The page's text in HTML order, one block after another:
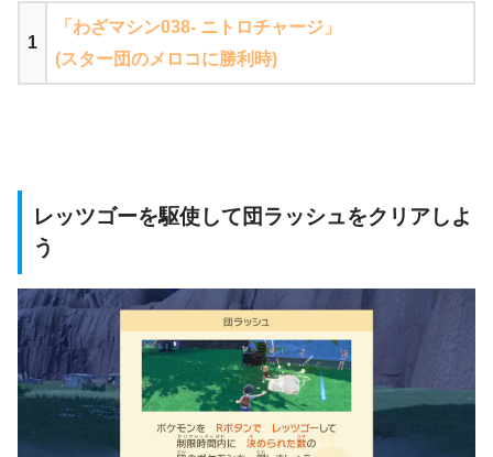
1
「わざマシン038- ニトロチャージ」
(スター団のメロコに勝利時)
レッツゴーを駆使して団ラッシュをクリアしよ
う